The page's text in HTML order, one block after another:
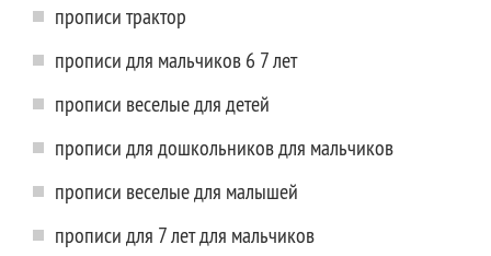
прописи трактор
прописи для мальчиков 6 7 лет
прописи веселые для детей
прописи для дошкольников для мальчиков
прописи веселые для малышей
прописи для 7 лет для мальчиков